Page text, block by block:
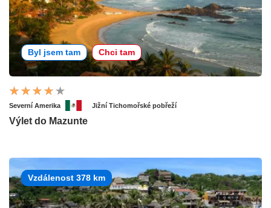
Byl jsem tam Chci tam
Severní Amerika Jižní Tichomořské pobřeží
Výlet do Mazunte
Vzdálenost 378 km